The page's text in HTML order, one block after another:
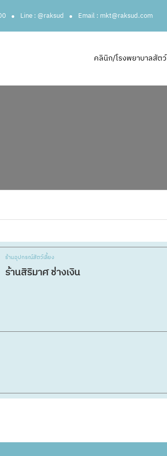
Line : @raksud Email : mkt@raksud.com
คลินิก/โรงพยาบาลสัตว์
ร้านอุปกรณ์สัตว์เลี้ยง
ร้านสิริมาศ ช่างเงิน